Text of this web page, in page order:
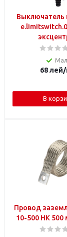
Выключатель
68лей
В
Провод
10-500 НК 500